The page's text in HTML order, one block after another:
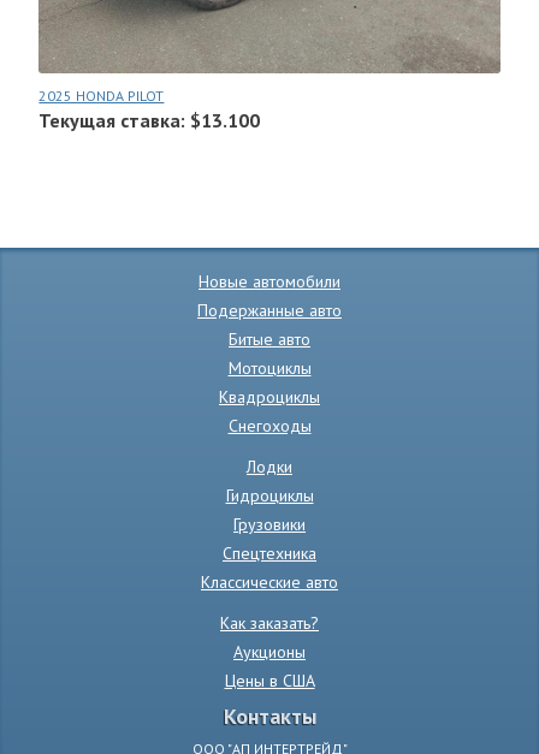
2025 HONDA PILOT
Текущая ставка: $13.100
Новые автомобили
Подержанные авто
Битые авто
Мотоциклы
Квадроциклы
Снегоходы
Лодки
Гидроциклы
Грузовики
Спецтехника
Классические авто
Как заказать?
Аукционы
Цены в США
Контакты
ООО "АП ИНТЕРТРЕЙД"